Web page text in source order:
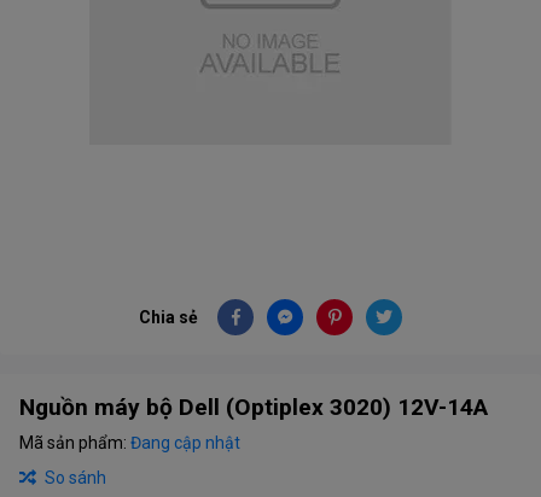
Chia sẻ
Nguồn máy bộ Dell (Optiplex 3020) 12V-14A
Mã sản phẩm: Đang cập nhật
So sánh